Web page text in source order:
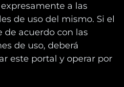
a las
de uso del mismo. Si el
de acuerdo con las
de uso, deberá
este portal y operar por